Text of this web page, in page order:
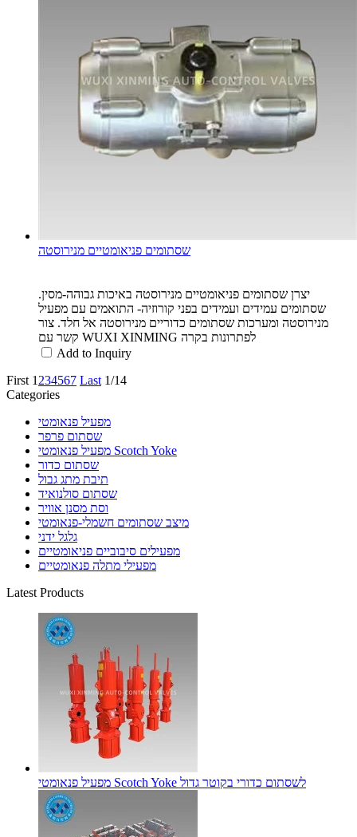
שסתומים פניאומטיים מנירוסטה
יצרן שסתומים פניאומטיים מנירוסטה באיכות גבוהה-מסין.
שסתומים עמידים ועמידים בפני קורוזיה- התואמים עם מפעיל
מנירוסטה ומערכות שסתומים כדוריים מנירוסטה אל חלד. צור
קשר עם WUXI XINMING לפתרונות בקרה
Add to Inquiry
First 1 234567 Last 1/14
Categories
מפעיל פנאומטי
שסתום פרפר
מפעיל פנאומטי Scotch Yoke
שסתום כדור
תיבת מתג גבול
שסתום סולנואיד
וסת מסנן אוויר
מיצב שסתומים חשמלי-פנאומטי
גלגל ידני
מפעילים סיבוביים פניאומטיים
מפעילי מתלה פנאומטיים
Latest Products
מפעיל פנאומטי Scotch Yoke לשסתום כדורי בקוטר גדול